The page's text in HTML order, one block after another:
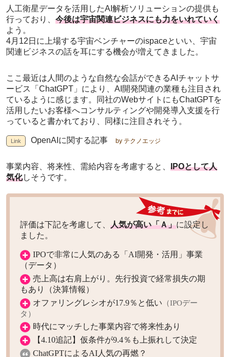
人工衛星データを活用したAI解析ソリューションの提供も
行っており、 今後は宇宙関連ビジネスにも力をいれていく
よう。
4月12日に上場する宇宙ベンチャーのispaceといい、宇宙
関連ビジネスの話を耳にする機会が増えてきました。
ここ最近は人間のような自然な会話ができるAIチャットサ
ービス「ChatGPT」により、AI開発関連の業種も注目され
ているように感じます。同社のWebサイトにもChatGPTを
活用したいお客様へコンサルティングや開発導入支援を行
っていると書かれており、同様に注目されそう。
OpenAIに関する記事 by テクノエッジ
事業内容、将来性、需給内容を考慮すると、 IPOとして人
気化しそうです。
評価は下記を考慮して、 人気が高い「Ａ」に設定し
ました。
IPOで非常に人気のある「AI開発・活用」事業
（データ）
売上高は右肩上がり。先行投資で経常損失の期
もあり（決算情報）
オファリングレシオが17.9％と低い （IPOデー
タ）
時代にマッチした事業内容で将来性あり
【4.10追記】仮条件が9.4％も上振れして決定
ChatGPTによるAI人気の再燃？